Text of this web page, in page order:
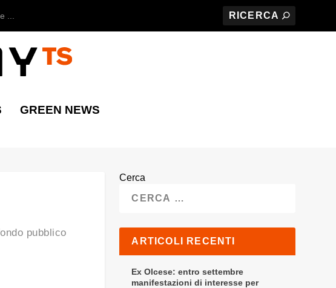
...
GREEN NEWS
pubblico
Cerca
ARTICOLI RECENTI
Ex Olcese: entro settembre
manifestazioni di interesse per